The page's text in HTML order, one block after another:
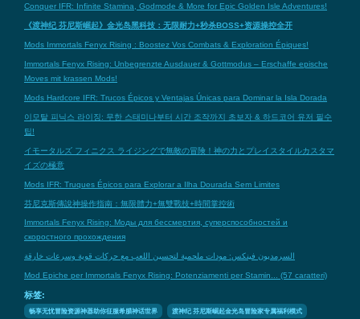
Conquer IFR: Infinite Stamina, Godmode & More for Epic Golden Isle Adventures!
《渡神纪 芬尼斯崛起》金光岛黑科技：无限耐力+秒杀BOSS+资源操控全开
Mods Immortals Fenyx Rising : Boostez Vos Combats & Exploration Épiques!
Immortals Fenyx Rising: Unbegrenzte Ausdauer & Gottmodus – Erschaffe epische
Moves mit krassen Mods!
Mods Hardcore IFR: Trucos Épicos y Ventajas Únicas para Dominar la Isla Dorada
이모탈 피닉스 라이징: 무한 스태미나부터 시간 조작까지 초보자 & 하드코어 유저 필수
팁!
イモータルズ フィニクス ライジングで無敵の冒険！神の力とプレイスタイルカスタマ
イズの極意
Mods IFR: Truques Épicos para Explorar a Ilha Dourada Sem Limites
芬尼克斯傳說神操作指南：無限體力+無雙戰技+時間掌控術
Immortals Fenyx Rising: Моды для бессмертия, суперспособностей и
скоростного прохождения
السرمديون فينكس: مودات ملحمية لتحسين اللعب مع حركات قوية وسرعات خارقة
Mod Epiche per Immortals Fenyx Rising: Potenziamenti per Stamin... (57 caratteri)
标签:
畅享无忧冒险资源神器助你征服希腊神话世界 渡神纪 芬尼斯崛起金光岛冒险家专属福利模式